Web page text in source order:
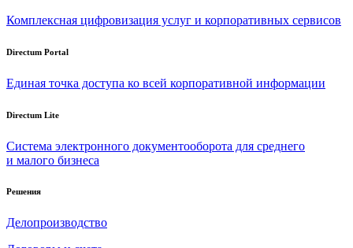
Комплексная цифровизация услуг и корпоративных сервисов
Directum Portal
Единая точка доступа ко всей корпоративной информации
Directum Lite
Система электронного документооборота для среднего
и малого бизнеса
Решения
Делопроизводство